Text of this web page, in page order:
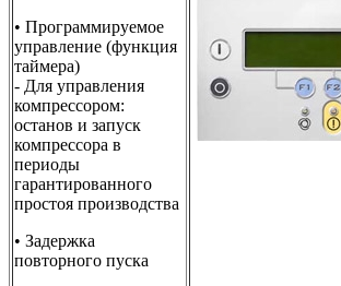
• Программируемое
управление (функция
таймера)
- Для управления
компрессором:
останов и запуск
компрессора в
периоды
гарантированного
простоя производства
• Задержка
повторного пуска